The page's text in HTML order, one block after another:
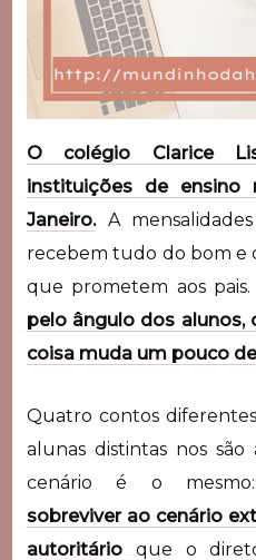
O colégio Clarice
instituições de
Janeiro.A
recebem tudo do bom e
que prometem aos pais.
pelo ângulo dos alunos,
coisa muda um pouco
Quatro contos
alunas distintas nos são
cenário é o
sobreviver ao cenário
autoritário que o